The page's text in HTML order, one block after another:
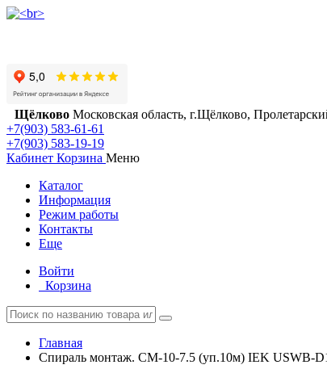
Щёлково Московская область, г.Щёлково,
+7(903) 583-61-61
+7(903) 583-19-19
Кабинет Корзина Меню
Каталог
Информация
Режим работы
Контакты
Еще
Войти
Корзина
Главная
Спираль монтаж. СМ-10-7.5 (уп.10м) IEK USWB-